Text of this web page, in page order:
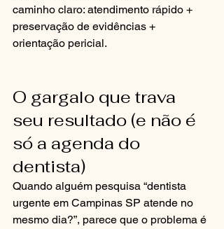
caminho claro: atendimento rápido +
preservação de evidências +
orientação pericial.
O gargalo que trava
seu resultado (e não é
só a agenda do
dentista)
Quando alguém pesquisa “dentista
urgente em Campinas SP atende no
mesmo dia?”, parece que o problema é